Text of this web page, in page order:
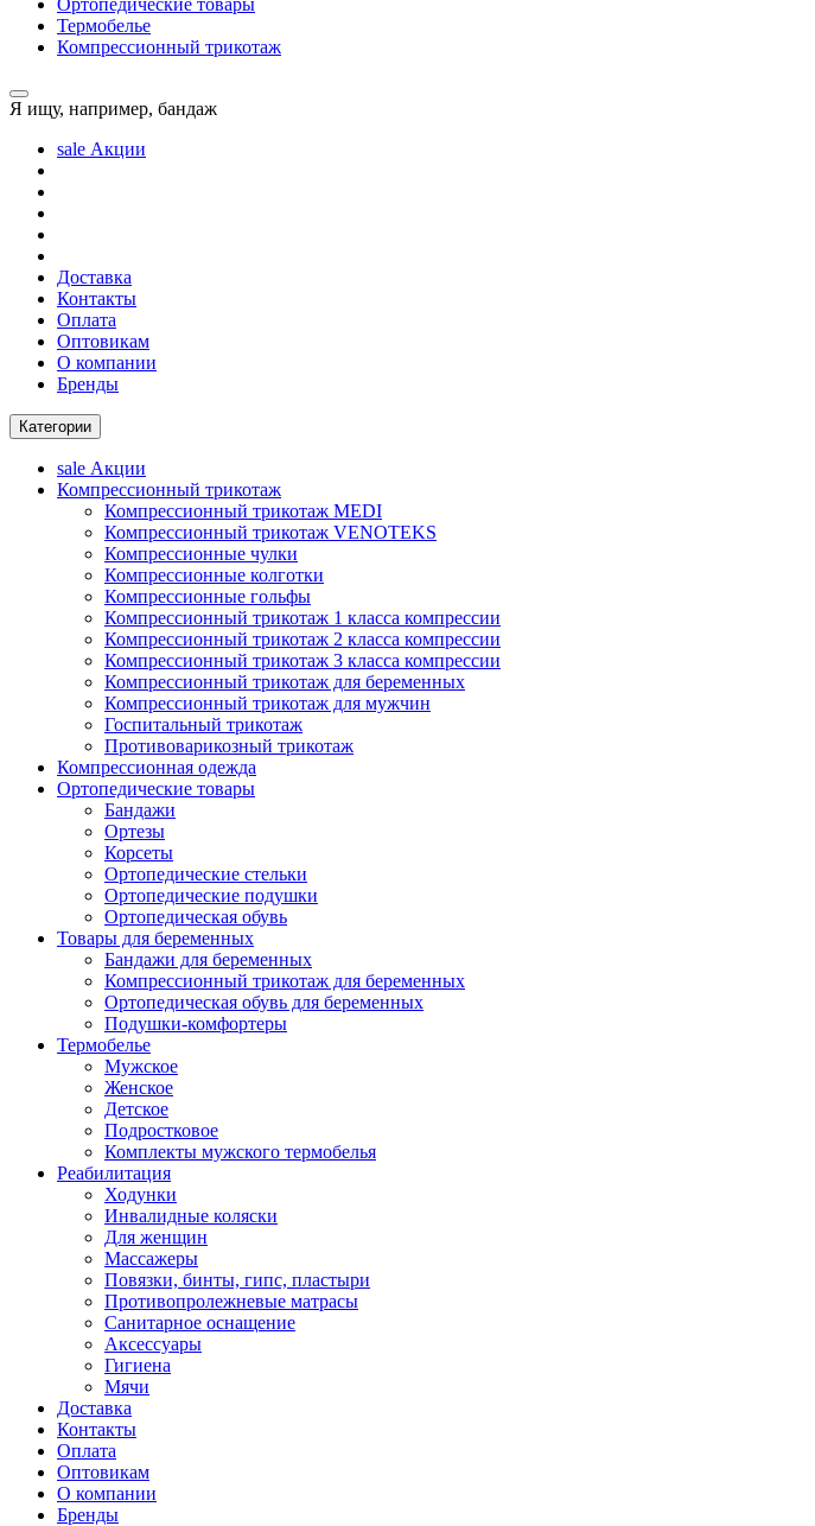
Термобелье
Компрессионный трикотаж
Я ищу, например, бандаж
sale Акции
Доставка
Контакты
Оплата
Оптовикам
О компании
Бренды
Категории
sale Акции
Компрессионный трикотаж
Компрессионный трикотаж MEDI
Компрессионный трикотаж VENOTEKS
Компрессионные чулки
Компрессионные колготки
Компрессионные гольфы
Компрессионный трикотаж 1 класса компрессии
Компрессионный трикотаж 2 класса компрессии
Компрессионный трикотаж 3 класса компрессии
Компрессионный трикотаж для беременных
Компрессионный трикотаж для мужчин
Госпитальный трикотаж
Противоварикозный трикотаж
Компрессионная одежда
Ортопедические товары
Бандажи
Ортезы
Корсеты
Ортопедические стельки
Ортопедические подушки
Ортопедическая обувь
Товары для беременных
Бандажи для беременных
Компрессионный трикотаж для беременных
Ортопедическая обувь для беременных
Подушки-комфортеры
Термобелье
Мужское
Женское
Детское
Подростковое
Комплекты мужского термобелья
Реабилитация
Ходунки
Инвалидные коляски
Для женщин
Массажеры
Повязки, бинты, гипс, пластыри
Противопролежневые матрасы
Санитарное оснащение
Аксессуары
Гигиена
Мячи
Доставка
Контакты
Оплата
Оптовикам
О компании
Бренды